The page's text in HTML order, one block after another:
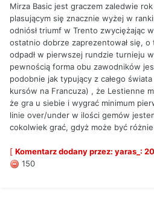
Mirza Basic jest graczem zaledwie
plasującym się znacznie wyżej w
odniósł triumf w Trento zwyciężając
ostatnio dobrze zaprezentował się,
odpadł w pierwszej rundzie turnieju
pewnością forma obu zawodników
podobnie jak typujący z całego
kursów na Francuza) , że Lestienne
że gra u siebie i wygrać minimum
linie over/under w ilości gemów
cokolwiek grać, gdyż może być
[ Komentarz dodany przez: yaras_:
150